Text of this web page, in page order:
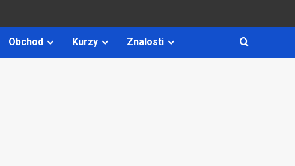
Obchod Kurzy Znalosti